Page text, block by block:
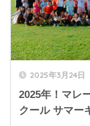
2025年3月24日
2025年！マレ
クール サマー